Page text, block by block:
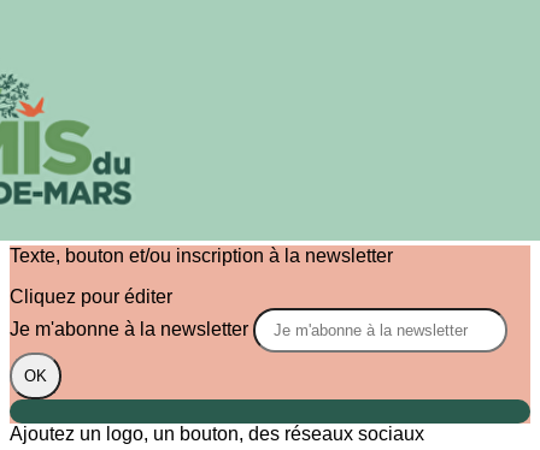
Menu
Images de la page d'accueil
Texte, bouton et/ou inscription à la newsletter
Cliquez pour éditer
Je m'abonne à la newsletter
OK
Ajoutez un logo, un bouton, des réseaux sociaux